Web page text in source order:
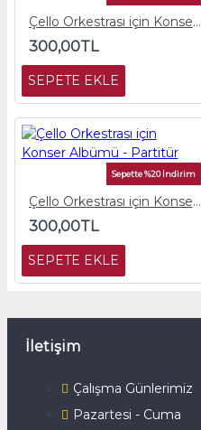
Çello Orkestrası için Konser Albümü - 3.Çello Partisi
300,00TL
SEPETE EKLE
Sepette %20 İndirim
Çello Orkestrası için Konser Albümü - Partitür
300,00TL
SEPETE EKLE
İletişim
Çalışma Günlerimiz
Pazartesi - Cuma